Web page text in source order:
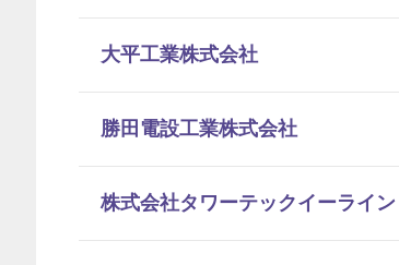
大平工業株式会社
勝田電設工業株式会社
株式会社タワーテックイーライン